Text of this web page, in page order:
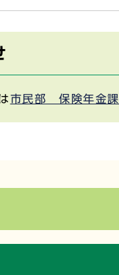
市民部 保険年金課